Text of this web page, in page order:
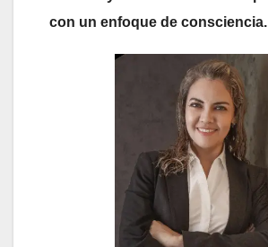
con un enfoque de consciencia.